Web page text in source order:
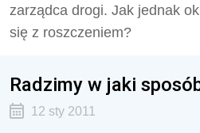
zarządca drogi. Jak jednak
się z roszczeniem?
Radzimy w jaki
12 sty 2011